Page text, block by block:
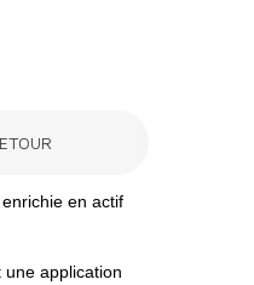
en actif
application